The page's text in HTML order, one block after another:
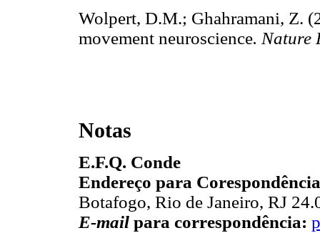
Wolpert, D.M.; Ghahramani, Z.
movement neuroscience. Nature
Notas
E.F.Q. Conde
Endereço para
Botafogo, Rio de Janeiro, RJ
E-mail para correspondência: